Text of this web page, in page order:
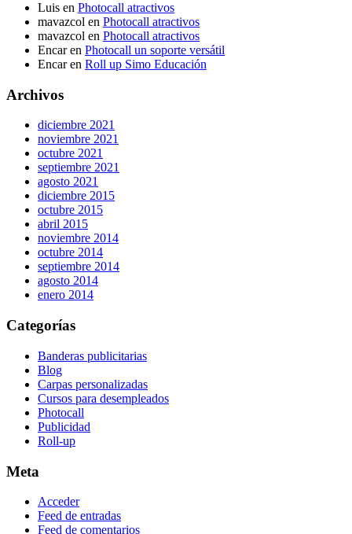
Luis en Photocall atractivos
mavazcol en Photocall atractivos
mavazcol en Photocall atractivos
Encaren Photocall un soporte versátil
Encaren Roll up Simo Educación
Archivos
diciembre 2021
noviembre 2021
octubre 2021
septiembre 2021
agosto 2021
diciembre 2015
octubre 2015
abril 2015
noviembre 2014
octubre 2014
septiembre 2014
agosto 2014
enero 2014
Categorías
Banderas publicitarias
Blog
Carpas personalizadas
Cursos para desempleados
Photocall
Publicidad
Roll-up
Meta
Acceder
Feed de entradas
Feed de comentarios